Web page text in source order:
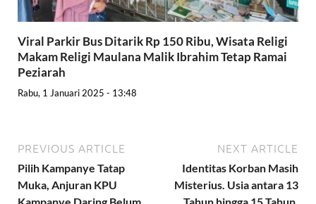
Viral Parkir Bus Ditarik Rp 150 Ribu, Wisata Religi
Makam Religi Maulana Malik Ibrahim Tetap Ramai
Peziarah
Rabu, 1 Januari 2025 - 13:48
PREVIOUS ARTICLE
Pilih Kampanye Tatap
Muka, Anjuran KPU
Kampanye Daring Belum
NEXT ARTICLE
Identitas Korban Masih
Misterius. Usia antara 13
Tahun hingga 15 Tahun.